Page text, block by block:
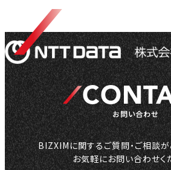
お問い合わせ
BIZXIMに関するご質問・ご相談が
お気軽にお問い合わせく